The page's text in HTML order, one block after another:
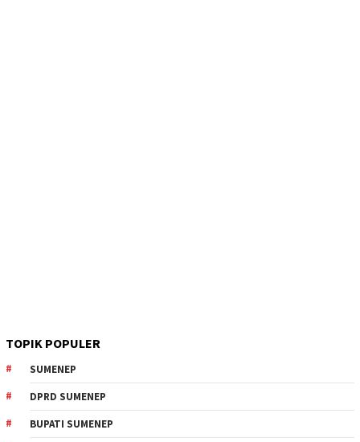
TOPIK POPULER
SUMENEP
DPRD SUMENEP
BUPATI SUMENEP